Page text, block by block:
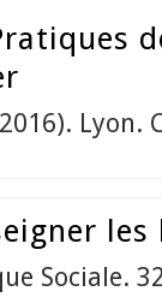
Lyon.
les
Sociale.